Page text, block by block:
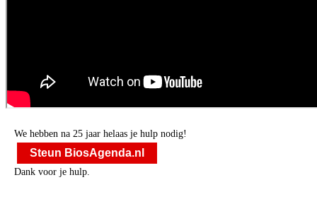
We hebben na 25 jaar helaas je hulp nodig!
Steun BiosAgenda.nl
Dank voor je hulp.